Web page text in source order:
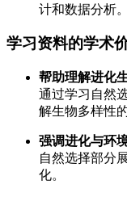
计和数据分析。
学习资料的学术
帮助理解进化
通过学习自然
解生物多样性
强调进化与环
自然选择部分
化。